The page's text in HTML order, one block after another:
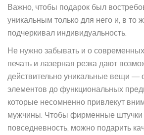
Важно, чтобы подарок был
уникальным только для него и, в то
подчеркивал индивидуальность.
Не нужно забывать и о
печать и лазерная резка дают
действительно уникальные вещи —
элементов до функциональных
которые несомненно привлекут
мужчины. Чтобы фирменные штучки
повседневность, можно подарить